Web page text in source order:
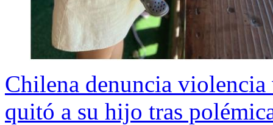
Chilena denuncia
quitó a su hijo tras